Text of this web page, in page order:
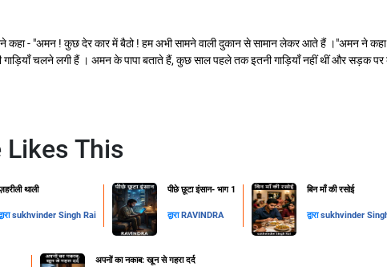
कहा - "अमन ! कुछ देर कार में बैठो ! हम अभी सामने वाली दुकान से सामान लेकर आते हैं ।"अमन ने कहा -
चलने लगी हैं । अमन के पापा बताते हैं, कुछ साल पहले तक इतनी गाड़ियाँ नहीं थीं और सड़क
Likes This
थाली
sukhvinder Singh Rai
पीछे छूटा इंसान- भाग 1
द्वारा RAVINDRA
​बिन माँ की रसोई
द्वाराsukhvinder
अपनों का नकाब: खून से गहरा दर्द